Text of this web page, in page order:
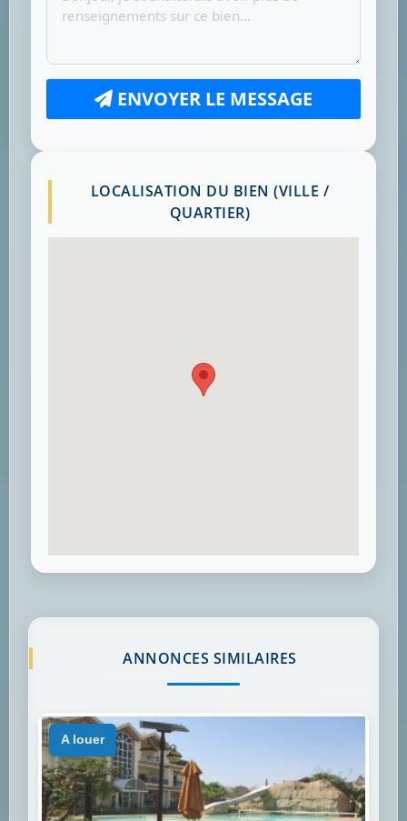
ENVOYER LE MESSAGE
LOCALISATION DU BIEN (VILLE /
QUARTIER)
ANNONCES SIMILAIRES
a louer